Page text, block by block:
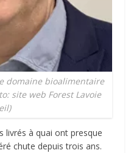
domaine bioalimentaire
site web Forest Lavoie
livrés à quai ont presque
chute depuis trois ans.